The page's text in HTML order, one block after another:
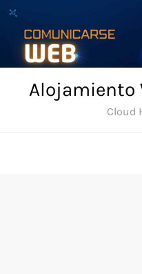
Skip
content
Alojamiento
Cloud